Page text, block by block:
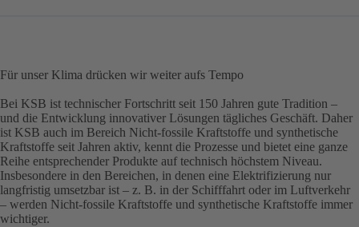
Für unser Klima drücken wir weiter aufs Tempo
Bei KSB ist technischer Fortschritt seit 150 Jahren gute Tradition –
und die Entwicklung innovativer Lösungen tägliches Geschäft. Daher
ist KSB auch im Bereich Nicht-fossile Kraftstoffe und synthetische
Kraftstoffe seit Jahren aktiv, kennt die Prozesse und bietet eine ganze
Reihe entsprechender Produkte auf technisch höchstem Niveau.
Insbesondere in den Bereichen, in denen eine Elektrifizierung nur
langfristig umsetzbar ist – z. B. in der Schifffahrt oder im Luftverkehr
– werden Nicht-fossile Kraftstoffe und synthetische Kraftstoffe immer
wichtiger.